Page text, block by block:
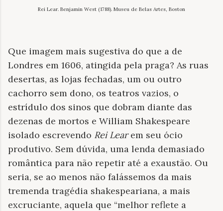
Rei Lear. Benjamin West (1788). Museu de Belas Artes, Boston
Que imagem mais sugestiva do que a de
Londres em 1606, atingida pela praga? As ruas
desertas, as lojas fechadas, um ou outro
cachorro sem dono, os teatros vazios, o
estrídulo dos sinos que dobram diante das
dezenas de mortos e William Shakespeare
isolado escrevendo Rei Learem seu ócio
produtivo. Sem dúvida, uma lenda demasiado
romântica para não repetir até a exaustão. Ou
seria, se ao menos não falássemos da mais
tremenda tragédia shakespeariana, a mais
excruciante, aquela que “melhor reflete a